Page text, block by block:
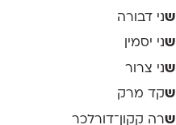
שני דבורה
שני יסמין
שני צרור
שקד מרק
שרה קקון־דורלכר